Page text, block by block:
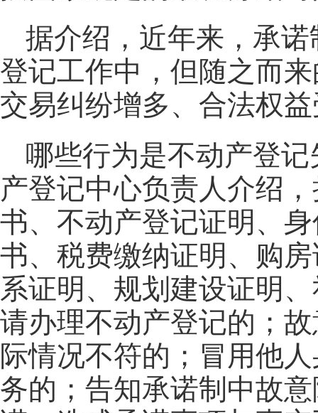
据介绍，近年来，承
登记工作中，但随之而
交易纠纷增多、合法权
哪些行为是不动产登
产登记中心负责人介绍
书、不动产登记证明、
书、税费缴纳证明、购
系证明、规划建设证明
请办理不动产登记的；
际情况不符的；冒用他
务的；告知承诺制中故